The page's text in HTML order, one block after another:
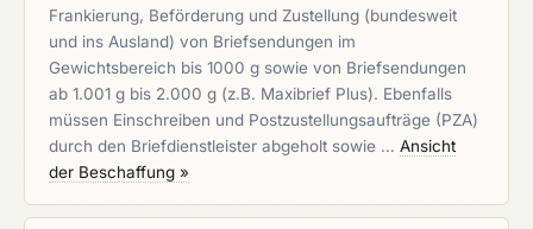
Frankierung, Beförderung und Zustellung (bundesweit
und ins Ausland) von Briefsendungen im
Gewichtsbereich bis 1000 g sowie von Briefsendungen
ab 1.001 g bis 2.000 g (z.B. Maxibrief Plus). Ebenfalls
müssen Einschreiben und Postzustellungsaufträge (PZA)
durch den Briefdienstleister abgeholt sowie … Ansicht
der Beschaffung »